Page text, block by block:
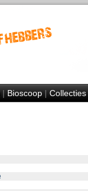
|Bioscoop|Collecties